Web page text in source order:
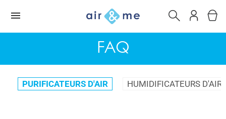
FAQ
PURIFICATEURS D'AIR HUMIDIFICATEURS D'AIR